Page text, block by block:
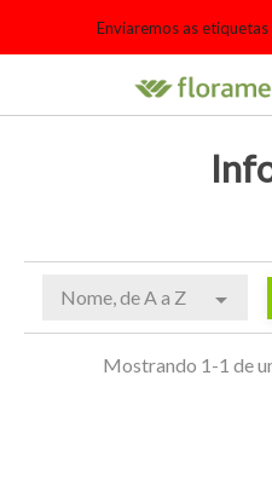
Enviaremos as
Nome, de A a Z 
Mostrando 1-1 de